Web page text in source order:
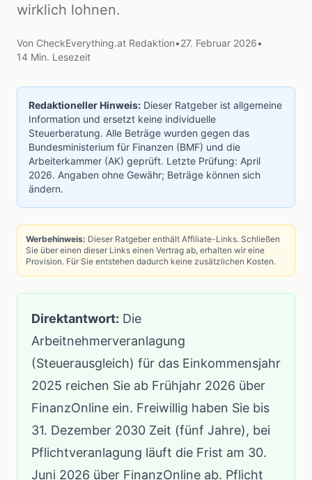
wirklich lohnen.
Von CheckEverything.at Redaktion•27. Februar 2026•
14 Min. Lesezeit
Redaktioneller Hinweis: Dieser Ratgeber ist allgemeine
Information und ersetzt keine individuelle
Steuerberatung. Alle Beträge wurden gegen das
Bundesministerium für Finanzen (BMF) und die
Arbeiterkammer (AK) geprüft. Letzte Prüfung: April
2026. Angaben ohne Gewähr; Beträge können sich
ändern.
Werbehinweis: Dieser Ratgeber enthält Affiliate-Links. Schließen
Sie über einen dieser Links einen Vertrag ab, erhalten wir eine
Provision. Für Sie entstehen dadurch keine zusätzlichen Kosten.
Direktantwort: Die
Arbeitnehmerveranlagung
(Steuerausgleich) für das Einkommensjahr
2025 reichen Sie ab Frühjahr 2026 über
FinanzOnline ein. Freiwillig haben Sie bis
31. Dezember 2030 Zeit (fünf Jahre), bei
Pflichtveranlagung läuft die Frist am 30.
Juni 2026 über FinanzOnline ab. Pflicht